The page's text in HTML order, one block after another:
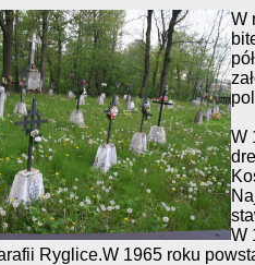
W
W
W
Ryglice.W 1965 roku